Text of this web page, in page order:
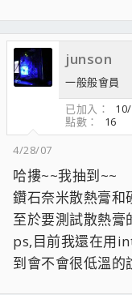
junson
一般般會員
已加入
點數
16
4/28/07
哈摟~~我抽到~~
鑽石奈米散熱膏和
至於要測試散熱膏
ps,目前我還在用
到會不會很低溫的